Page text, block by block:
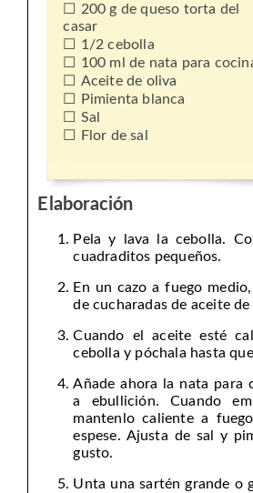
200 g de queso torta del
casar
1/2 cebolla
100 ml de nata para
Aceite de oliva
Pimienta blanca
Sal
Flor de sal
Elaboración
Pela y lava la cebolla.
cuadraditos pequeños.
En un cazo a fuego
de cucharadas de aceite de
Cuando el aceite esté
cebolla y póchala hasta
Añade ahora la nata para
a ebullición. Cuando
mantenlo caliente a
espese. Ajusta de sal y
gusto.
Unta una sartén grande o